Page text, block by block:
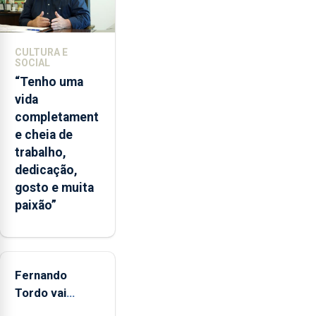
2026.
A
das
Flores
apresenta
um
“decréscimo
significativo”
da
CPUE
entre
2022
CULTURA E
SOCIAL
“Tenho uma
vida
completament
e cheia de
trabalho,
dedicação,
gosto e muita
paixão”
Fernando
Tordo vai